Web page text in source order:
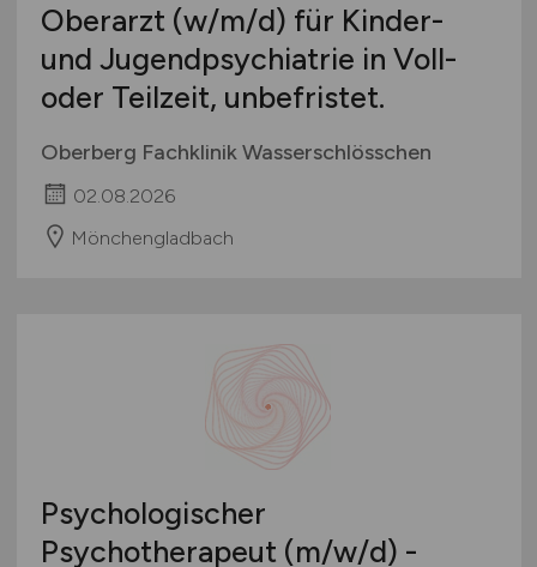
Oberarzt (w/m/d) für Kinder-
und Jugendpsychiatrie in Voll-
oder Teilzeit, unbefristet.
Oberberg Fachklinik Wasserschlösschen
02.08.2026
Mönchengladbach
Psychologischer
Psychotherapeut (m/w/d) -